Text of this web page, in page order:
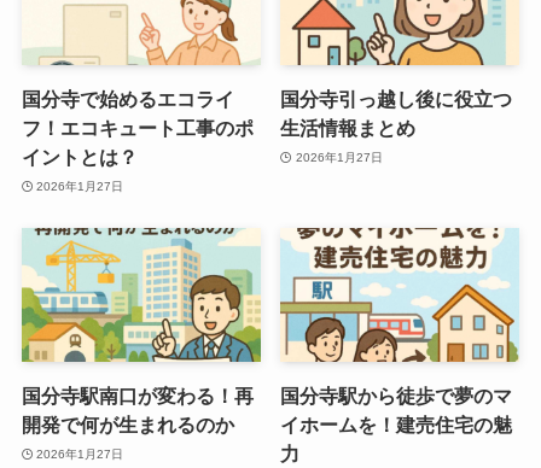
国分寺で始めるエコライ
フ！エコキュート工事のポ
イントとは？
2026年1月27日
国分寺引っ越し後に役立つ
生活情報まとめ
2026年1月27日
国分寺駅南口が変わる！再
開発で何が生まれるのか
2026年1月27日
国分寺駅から徒歩で夢のマ
イホームを！建売住宅の魅
力